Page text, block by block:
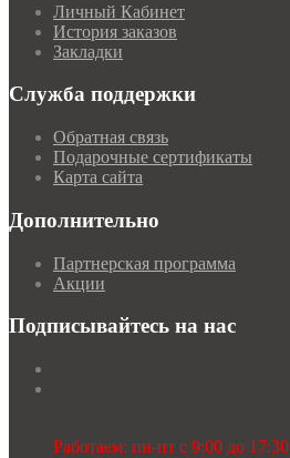
Личный Кабинет
История заказов
Закладки
Служба поддержки
Обратная связь
Подарочные сертификаты
Карта сайта
Дополнительно
Партнерская программа
Акции
Подписывайтесь на нас
Работаем: пн-пт с 9:00 до 17:30